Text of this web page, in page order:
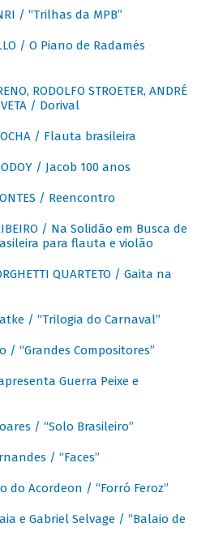
/ “Trilhas da MPB”
/ O Piano de Radamés
RODOLFO STROETER, ANDRÉ
/ Dorival
/ Flauta brasileira
/ Jacob 100 anos
/ Reencontro
/ Na Solidão em Busca de
para flauta e violão
QUARTETO / Gaita na
/ “Trilogia do Carnaval”
/ “Grandes Compositores”
Guerra Peixe e
/ “Solo Brasileiro”
/ “Faces”
do Acordeon / “Forró Feroz”
e Gabriel Selvage / “Balaio de